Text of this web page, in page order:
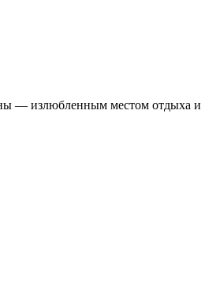
— излюбленным местом отдыха и